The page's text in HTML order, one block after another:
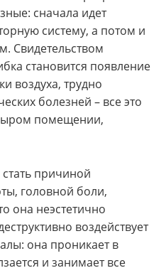
сначала идет
систему, а потом и
Свидетельством
становится появление
воздуха, трудно
болезней – все это
помещении,
причиной
головной боли,
она неэстетично
воздействует
она проникает в
и занимает все